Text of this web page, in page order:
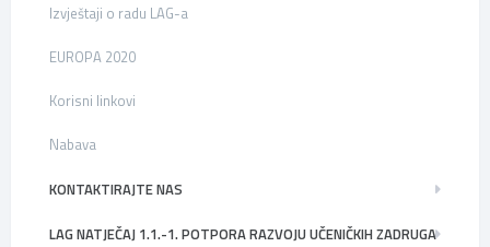
Izvještaji o radu LAG-a
EUROPA 2020
Korisni linkovi
Nabava
KONTAKTIRAJTE NAS
LAG NATJEČAJ 1.1.-1. POTPORA RAZVOJU UČENIČKIH ZADRUGA